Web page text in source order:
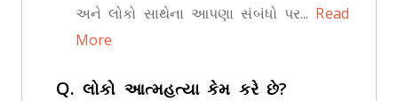
અને લોકો સાથેના આપણા સંબંધો પર... Read
More
Q.લોકો આત્મહત્યા કેમ કરે છે?